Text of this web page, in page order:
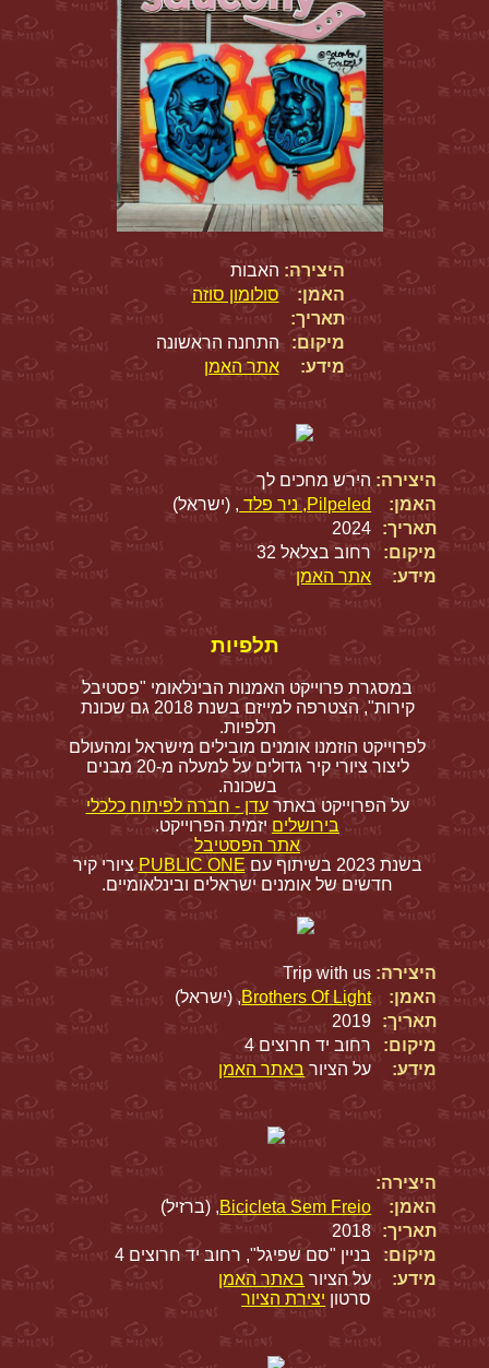
היצירה: האבות
האמן:
סולומון סוזה
תאריך:
מיקום:
התחנה הראשונה
מידע:
אתר האמן
היצירה: הירש מחכים לך
האמן:
Pilpeled, ניר פלד
, (ישראל)
תאריך:
2024
מיקום:
רחוב בצלאל 32
מידע:
אתר האמן
תלפיות
במסגרת פרוייקט האמנות הבינלאומי "פסטיבל
קירות", הצטרפה למייזם בשנת 2018 גם שכונת
תלפיות.
לפרוייקט הוזמנו אומנים מובילים מישראל ומהעולם
ליצור ציורי קיר גדולים על למעלה מ-20 מבנים
בשכונה.
על הפרוייקט באתרעדן - חברה לפיתוח כלכלי
בירושלים יזמית הפרוייקט.
אתר הפסטיבל
בשנת 2023 בשיתוף עם
PUBLIC ONEציורי קיר
חדשים של אומנים ישראלים ובינלאומיים.
היצירה: Trip with us
האמן:
Brothers Of Light, (ישראל)
תאריך:
2019
מיקום:
רחוב יד חרוצים 4
מידע:
על הציור באתר האמן
היצירה:
האמן:
Bicicleta Sem Freio, (ברזיל)
תאריך:
2018
מיקום:
בניין "סם שפיגל", רחוב יד חרוצים 4
מידע:
על הציור באתר האמן
סרטון יצירת הציור